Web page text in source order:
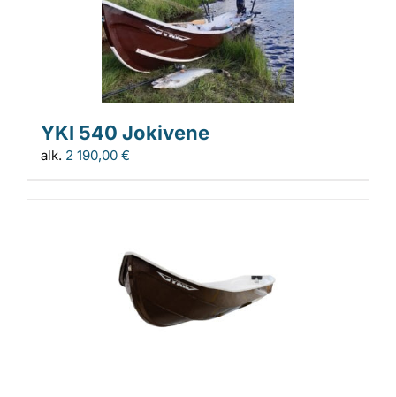
YKI 540 Jokivene
alk. 2 190,00 €